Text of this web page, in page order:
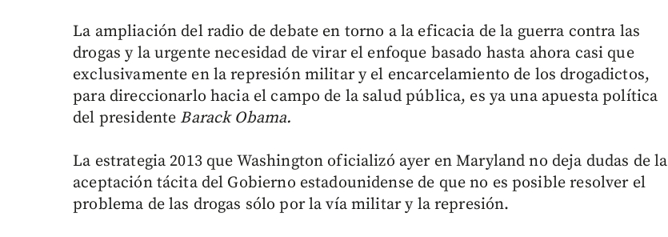
La ampliación del radio de debate en torno a la eficacia de la guerra contra las
drogas y la urgente necesidad de virar el enfoque basado hasta ahora casi que
exclusivamente en la represión militar y el encarcelamiento de los drogadictos,
para direccionarlo hacia el campo de la salud pública, es ya una apuesta política
del presidente Barack Obama.
La estrategia 2013 que Washington oficializó ayer en Maryland no deja dudas de la
aceptación tácita del Gobierno estadounidense de que no es posible resolver el
problema de las drogas sólo por la vía militar y la represión.